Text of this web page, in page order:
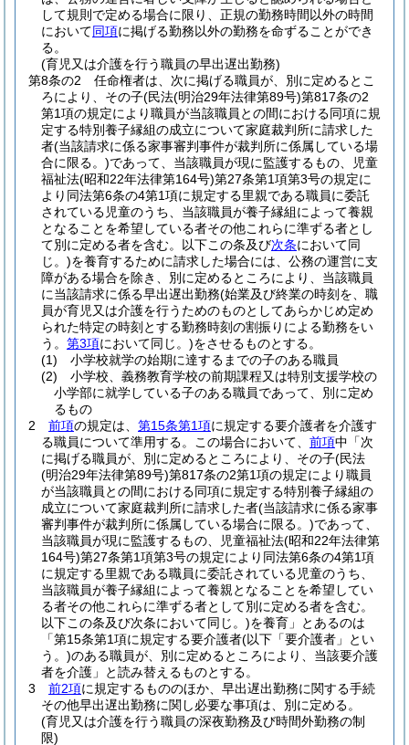
して規則で定める場合に限り、正規の勤務時間以外の時間
において同項に掲げる勤務以外の勤務を命ずることができ
る。
(育児又は介護を行う職員の早出遅出勤務)
第8条の2
任命権者は、次に掲げる職員が、別に定めるとこ
ろにより、その子(民法(明治29年法律第89号)第817条の2
第1項の規定により職員が当該職員との間における同項に規
定する特別養子縁組の成立について家庭裁判所に請求した
者(当該請求に係る家事審判事件が裁判所に係属している場
合に限る。)であって、当該職員が現に監護するもの、児童
福祉法(昭和22年法律第164号)第27条第1項第3号の規定に
より同法第6条の4第1項に規定する里親である職員に委託
されている児童のうち、当該職員が養子縁組によって養親
となることを希望している者その他これらに準ずる者とし
て別に定める者を含む。以下この条及び次条において同
じ。)を養育するために請求した場合には、公務の運営に支
障がある場合を除き、別に定めるところにより、当該職員
に当該請求に係る早出遅出勤務(始業及び終業の時刻を、職
員が育児又は介護を行うためのものとしてあらかじめ定め
られた特定の時刻とする勤務時刻の割振りによる勤務をい
う。 第3項において同じ。)をさせるものとする。
(1)
小学校就学の始期に達するまでの子のある職員
(2)
小学校、義務教育学校の前期課程又は特別支援学校の
小学部に就学している子のある職員であって、別に定め
るもの
2
前項の規定は、 第15条第1項に規定する要介護者を介護す
る職員について準用する。
この場合において、 前項中「次
に掲げる職員が、別に定めるところにより、その子(民法
(明治29年法律第89号)第817条の2第1項の規定により職員
が当該職員との間における同項に規定する特別養子縁組の
成立について家庭裁判所に請求した者(当該請求に係る家事
審判事件が裁判所に係属している場合に限る。)であって、
当該職員が現に監護するもの、児童福祉法(昭和22年法律第
164号)第27条第1項第3号の規定により同法第6条の4第1項
に規定する里親である職員に委託されている児童のうち、
当該職員が養子縁組によって養親となることを希望してい
る者その他これらに準ずる者として別に定める者を含む。
以下この条及び次条において同じ。)を養育」とあるのは
「第15条第1項に規定する要介護者(以下「要介護者」とい
う。)のある職員が、別に定めるところにより、当該要介護
者を介護」と読み替えるものとする。
3
前2項に規定するもののほか、早出遅出勤務に関する手続
その他早出遅出勤務に関し必要な事項は、別に定める。
(育児又は介護を行う職員の深夜勤務及び時間外勤務の制
限)